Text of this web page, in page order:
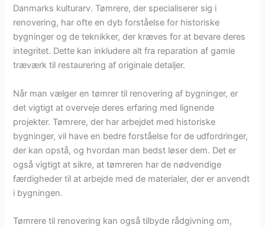
Danmarks kulturarv. Tømrere, der specialiserer sig i
renovering, har ofte en dyb forståelse for historiske
bygninger og de teknikker, der kræves for at bevare deres
integritet. Dette kan inkludere alt fra reparation af gamle
træværk til restaurering af originale detaljer.
Når man vælger en tømrer til renovering af bygninger, er
det vigtigt at overveje deres erfaring med lignende
projekter. Tømrere, der har arbejdet med historiske
bygninger, vil have en bedre forståelse for de udfordringer,
der kan opstå, og hvordan man bedst løser dem. Det er
også vigtigt at sikre, at tømreren har de nødvendige
færdigheder til at arbejde med de materialer, der er anvendt
i bygningen.
Tømrere til renovering kan også tilbyde rådgivning om,